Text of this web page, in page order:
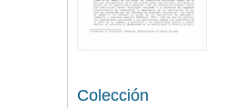
Colección